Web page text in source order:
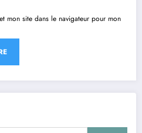
mon site dans le navigateur pour mon